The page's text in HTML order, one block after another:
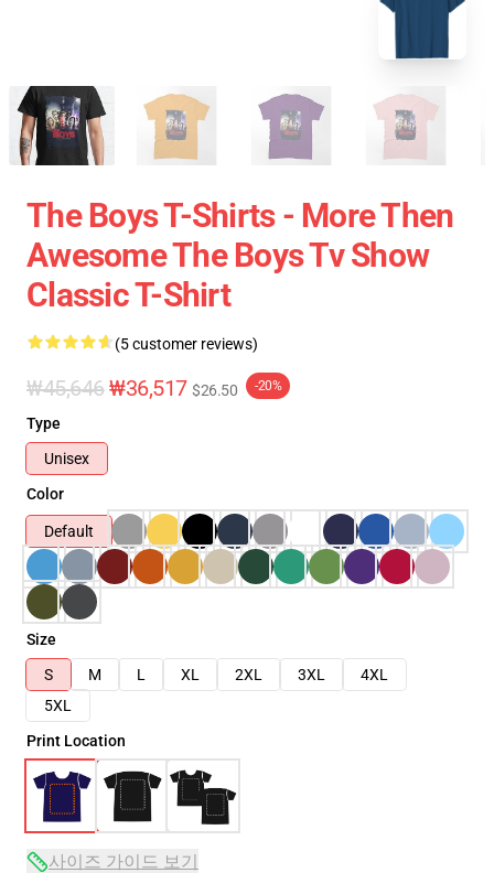
The Boys T-Shirts - More Then
Awesome The Boys Tv Show
Classic T-Shirt
(5 customer reviews)
₩45,646₩36,517 $26.50 -20%
Type
Unisex
Color
Default
Size
S
M L XL 2XL 3XL
4XL
5XL
Print Location
사이즈 가이드 보기